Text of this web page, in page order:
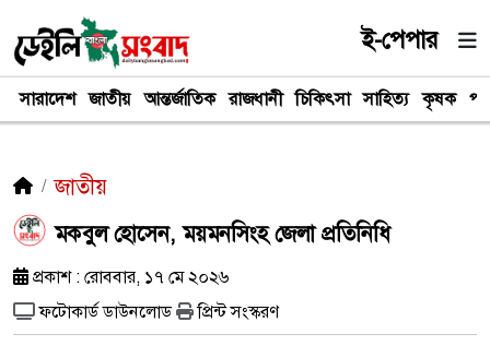
ই-পেপার
সারাদেশ জাতীয় আন্তর্জাতিক রাজধানী চিকিৎসা সাহিত্য কৃষক
জাতীয়
মকবুল হোসেন, ময়মনসিংহ জেলা প্রতিনিধি
প্রকাশ : রোববার, ১৭ মে ২০২৬
ফটোকার্ড ডাউনলোড
প্রিন্ট সংস্করণ